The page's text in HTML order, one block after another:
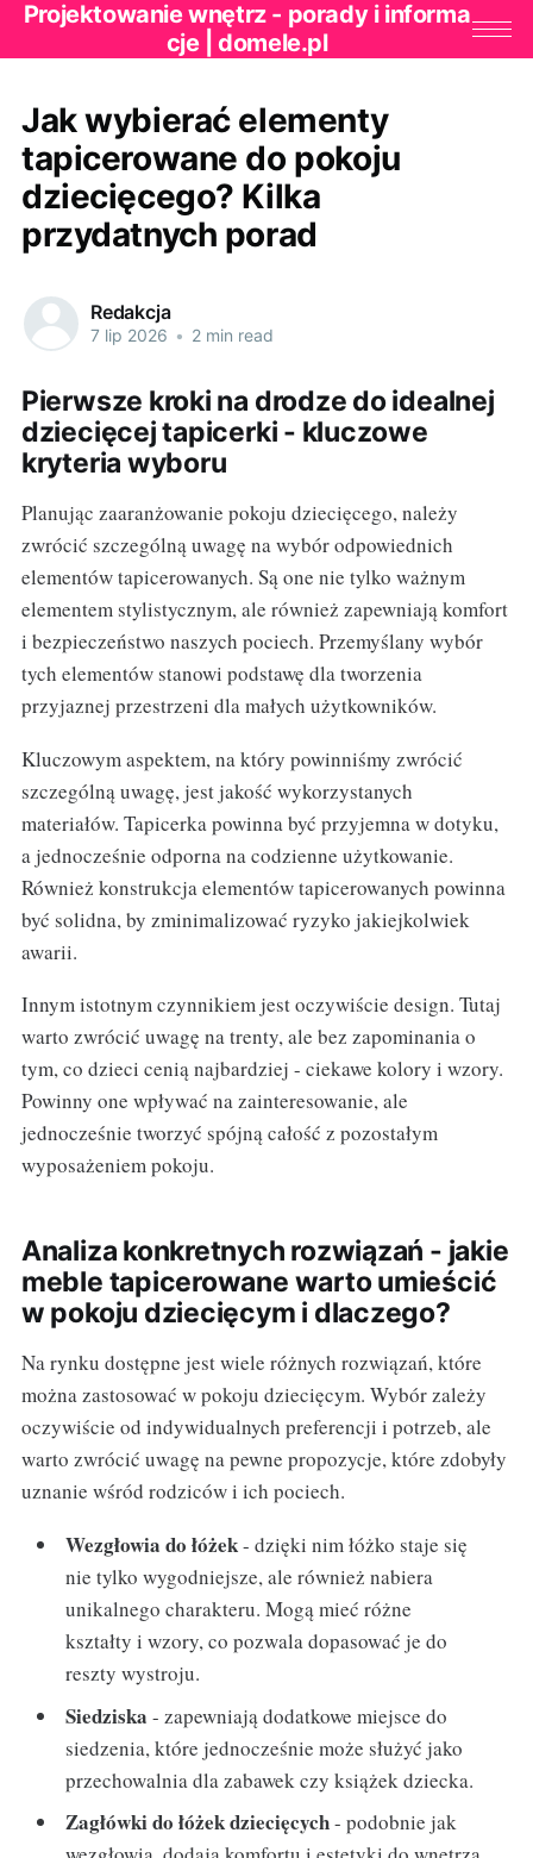
Projektowanie wnętrz - porady i informa
cje | domele.pl
Jak wybierać elementy
tapicerowane do pokoju
dziecięcego? Kilka
przydatnych porad
Redakcja
7 lip 2026 • 2 min read
Pierwsze kroki na drodze do idealnej
dziecięcej tapicerki - kluczowe
kryteria wyboru
Planując zaaranżowanie pokoju dziecięcego, należy
zwrócić szczególną uwagę na wybór odpowiednich
elementów tapicerowanych. Są one nie tylko ważnym
elementem stylistycznym, ale również zapewniają komfort
i bezpieczeństwo naszych pociech. Przemyślany wybór
tych elementów stanowi podstawę dla tworzenia
przyjaznej przestrzeni dla małych użytkowników.
Kluczowym aspektem, na który powinniśmy zwrócić
szczególną uwagę, jest jakość wykorzystanych
materiałów. Tapicerka powinna być przyjemna w dotyku,
a jednocześnie odporna na codzienne użytkowanie.
Również konstrukcja elementów tapicerowanych powinna
być solidna, by zminimalizować ryzyko jakiejkolwiek
awarii.
Innym istotnym czynnikiem jest oczywiście design. Tutaj
warto zwrócić uwagę na trenty, ale bez zapominania o
tym, co dzieci cenią najbardziej - ciekawe kolory i wzory.
Powinny one wpływać na zainteresowanie, ale
jednocześnie tworzyć spójną całość z pozostałym
wyposażeniem pokoju.
Analiza konkretnych rozwiązań - jakie
meble tapicerowane warto umieścić
w pokoju dziecięcym i dlaczego?
Na rynku dostępne jest wiele różnych rozwiązań, które
można zastosować w pokoju dziecięcym. Wybór zależy
oczywiście od indywidualnych preferencji i potrzeb, ale
warto zwrócić uwagę na pewne propozycje, które zdobyły
uznanie wśród rodziców i ich pociech.
Wezgłowia do łóżek- dzięki nim łóżko staje się
nie tylko wygodniejsze, ale również nabiera
unikalnego charakteru. Mogą mieć różne
kształty i wzory, co pozwala dopasować je do
reszty wystroju.
Siedziska - zapewniają dodatkowe miejsce do
siedzenia, które jednocześnie może służyć jako
przechowalnia dla zabawek czy książek dziecka.
Zagłówki do łóżek dziecięcych- podobnie jak